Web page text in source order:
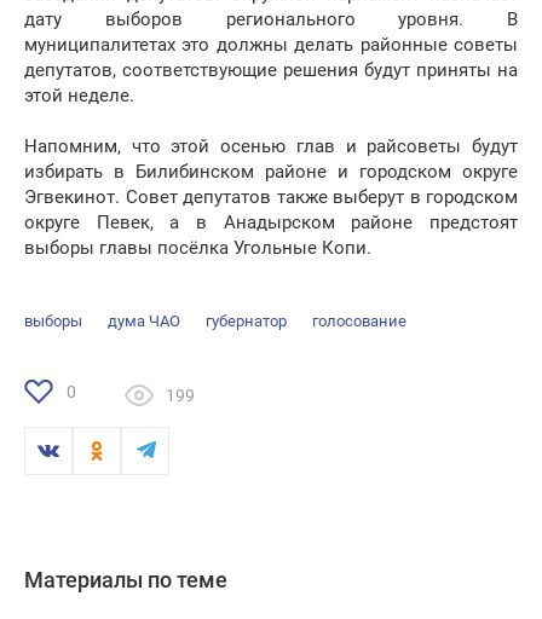
дату выборов регионального уровня. В
муниципалитетах это должны делать районные советы
депутатов, соответствующие решения будут приняты на
этой неделе.
Напомним, что этой осенью глав и райсоветы будут
избирать в Билибинском районе и городском округе
Эгвекинот. Совет депутатов также выберут в городском
округе Певек, а в Анадырском районе предстоят
выборы главы посёлка Угольные Копи.
выборы дума ЧАО губернатор голосование
0 199
Материалы по теме